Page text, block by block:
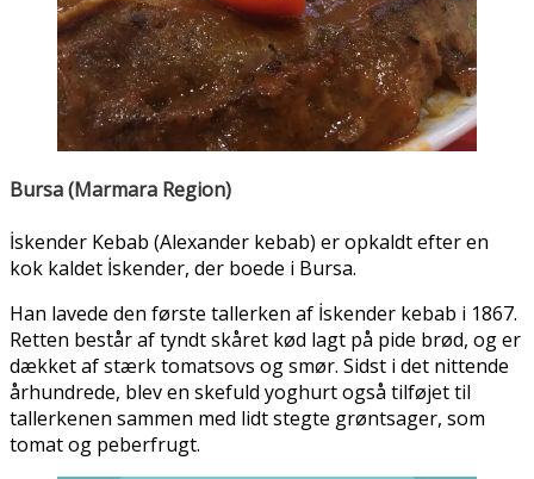
Bursa (Marmara Region)
İskender Kebab (Alexander kebab) er opkaldt efter en
kok kaldet İskender, der boede i Bursa.
Han lavede den første tallerken af İskender kebab i 1867.
Retten består af tyndt skåret kød lagt på pide brød, og er
dækket af stærk tomatsovs og smør. Sidst i det nittende
århundrede, blev en skefuld yoghurt også tilføjet til
tallerkenen sammen med lidt stegte grøntsager, som
tomat og peberfrugt.